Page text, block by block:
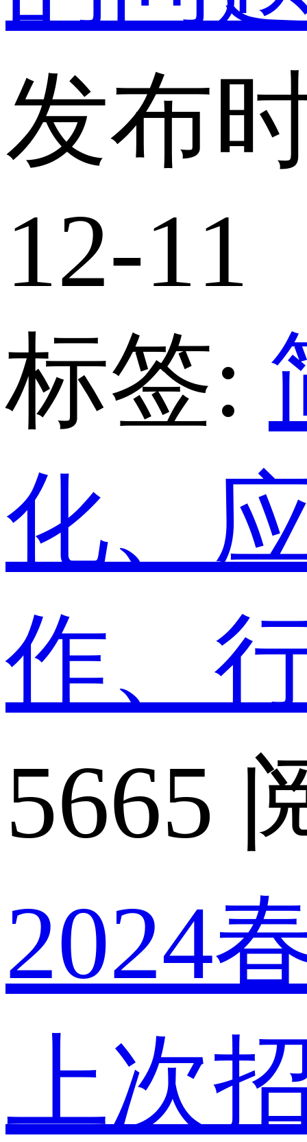
发布
12-11
标签:
化、
作、
5665
2024
上次